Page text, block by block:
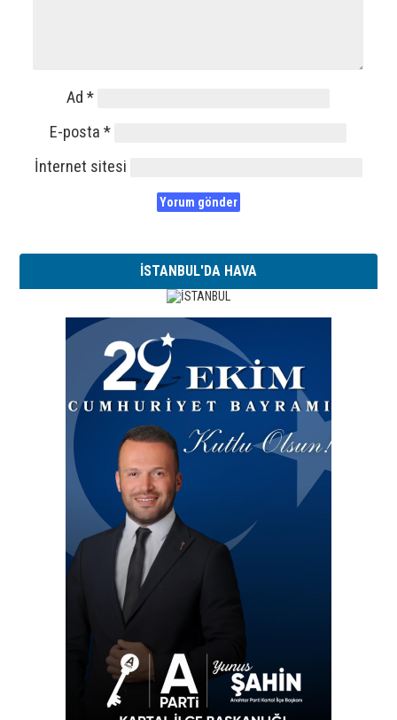
Ad*
E-posta*
İnternet sitesi
İSTANBUL'DA HAVA